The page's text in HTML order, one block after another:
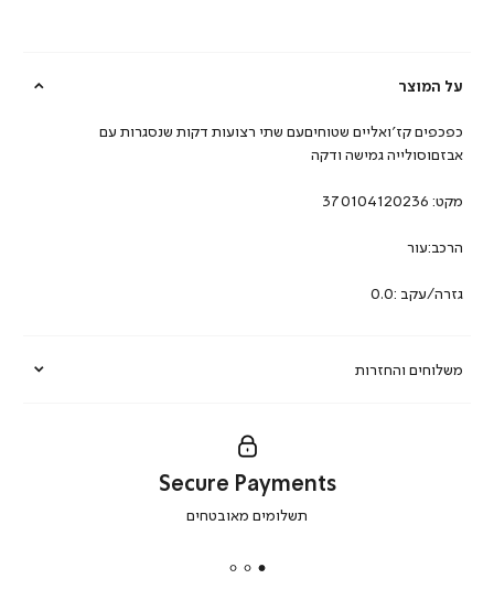
על המוצר
משלוחים והחזרות
כפכפים קז’ואליים שטוחיםעם שתי רצועות דקות שנסגרות עם
אבזםוסולייה גמישה ודקה
מקט: 370104120236
הרכב:עור
גזרה/עקב :0.0
secure
|
Secure Payments
תשלומים מאובטחים